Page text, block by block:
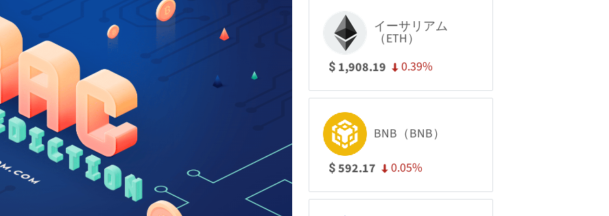
イーサリアム
（ETH）
$ 1,908.19 0.39%
BNB（BNB）
$592.17 0.05%